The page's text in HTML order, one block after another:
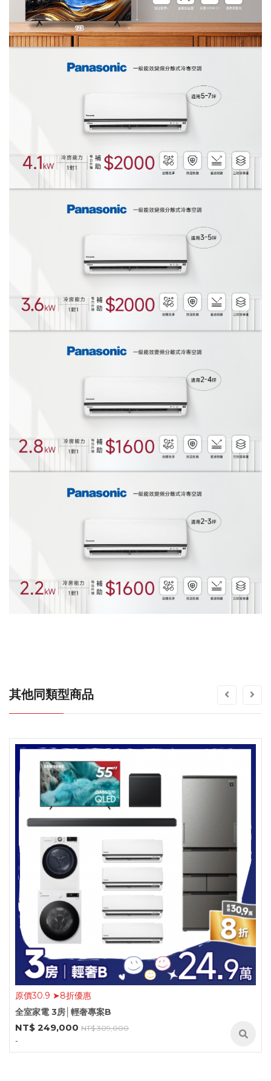
其他同類型商品
原價30.9 ➤8折優惠
全室家電 3房│輕奢專案B
NT$ 249,000 NT$ 309,000
-